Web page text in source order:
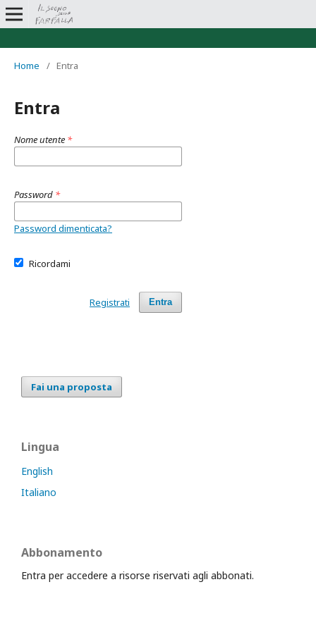
Home / Entra
Entra
Nome utente *
Password *
Password dimenticata?
Ricordami
Entra
Registrati
Fai una proposta
Lingua
English
Italiano
Abbonamento
Entra per accedere a risorse riservati agli abbonati.